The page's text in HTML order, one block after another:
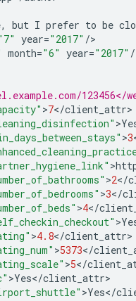
, but I prefer to be
year="2017" /
month="6" year="2017" /
123456</
>7</client_attr
>
>3
>
>2</
>3</
>4</
>
>4.8</client_attr
>5373</
>5</
>Yes</client_attr
>Yes</